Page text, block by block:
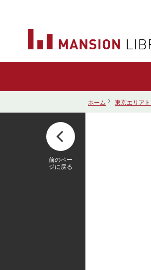
ホーム 東京エリア
前のペー
ジに戻る